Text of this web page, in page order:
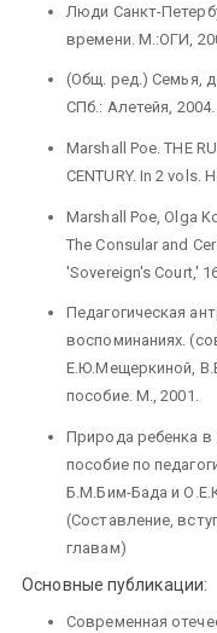
Люди Санкт-
времени. М.:ОГИ,
(Общ. ред.) Семья,
СПб.: Алетейя, 2004.
Marshall Poe. THE
CENTURY. In 2 vols.
Marshall Poe, Olga
The Consular and
'Sovereign's Court,'
Педагогическая
воспоминаниях.
Е.Ю.Мещеркиной,
пособие. М., 2001.
Природа ребенка в
пособие по
Б.М.Бим-Бада и
(Составление,
главам)
Основные публикации:
Современная